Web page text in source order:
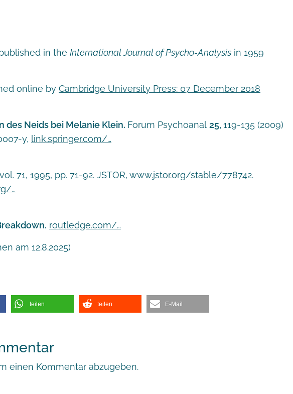
in the International Journal of Psycho-Analysis in 1959
online by Cambridge University Press: 07 December 2018
Neids bei Melanie Klein. Forum Psychoanal 25, 119-135 (2009)
y, link.springer.com/…
71, 1995, pp. 71-92. JSTOR, www.jstor.org/stable/778742.
…
routledge.com/…
am 12.8.2025)
teilen teilen E-Mail
einen Kommentar abzugeben.